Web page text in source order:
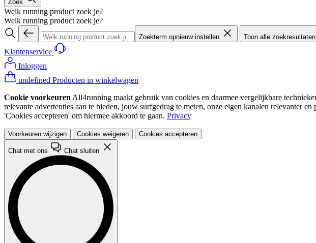
Zoek
Welk running product zoek je?
Welk running product zoek je?
Zoekterm opnieuw instellen Toon alle zoekresultaten
Klantenservice
Inloggen
undefined Producten in winkelwagen
Cookie voorkeuren All4running maakt gebruik van cookies en daarmee vergelijkbare
relevante advertenties aan te bieden, jouw surfgedrag te meten, onze eigen kanalen relevanter
'Cookies accepteren' om hiermee akkoord te gaan. Privacy
Voorkeuren wijzigen Cookies weigeren Cookies accepteren
Chat met ons Chat sluiten